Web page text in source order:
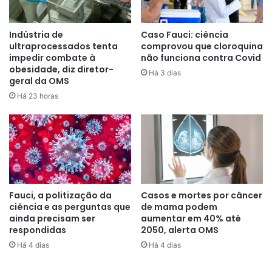
recentemente, tivemos aprovados
imunizantes com eficácia
limitada, voltados principalmente
para o P. falciparum e para
crianças. Um dos principais
bons alvos vacinais”,
explica a
pesquisadora Caroline Junqueira,
da Fiocruz Minas, coordenadora do
estudo.
Segundo ela, o diferencial da pesquisa foi justamente
mostrar que as células T CD8+ também desempenham
Indústria de
ultraprocessados tenta
impedir combate à
obesidade, diz diretor-
geral da OMS
Há 23 horas
Caso Fauci: ciência
comprovou que cloroquina
não funciona contra Covid
Há 3 dias
Fauci, a politização da
ciência e as perguntas que
ainda precisam ser
respondidas
Há 4 dias
Casos e mortes por câncer
de mama podem
aumentar em 40% até
2050, alerta OMS
Há 4 dias